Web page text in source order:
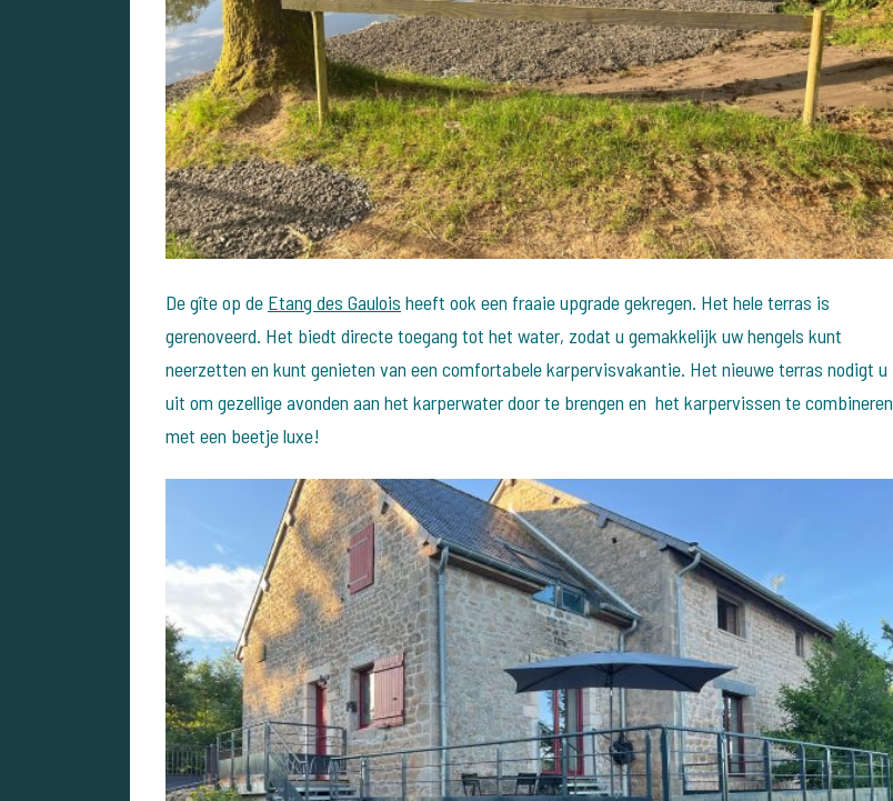
De gîte op de Etang des Gaulois heeft ook een fraaie upgrade gekregen. Het hele terras is
gerenoveerd. Het biedt directe toegang tot het water, zodat u gemakkelijk uw hengels kunt
neerzetten en kunt genieten van een comfortabele karpervisvakantie. Het nieuwe terras nodigt u
uit om gezellige avonden aan het karperwater door te brengen en het karpervissen te combineren
met een beetje luxe!